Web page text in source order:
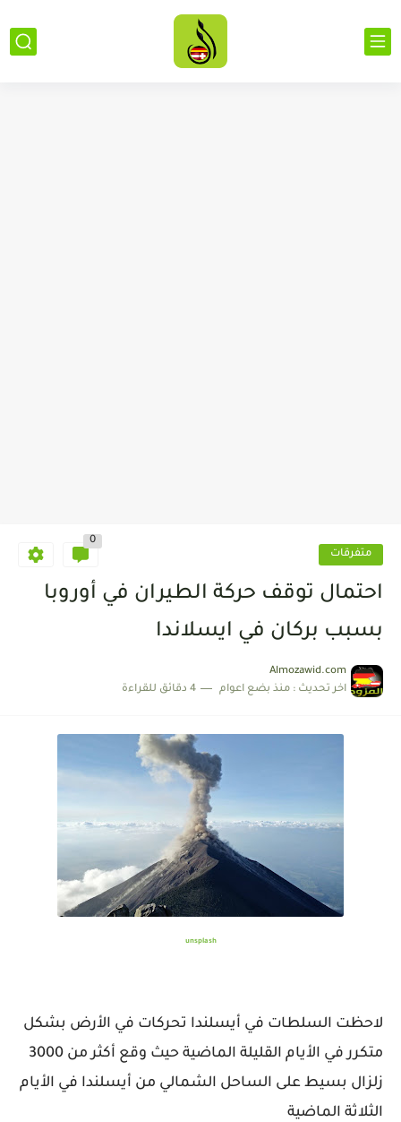
متفرقات
0
احتمال توقف حركة الطيران في أوروبا
بسبب بركان في ايسلاندا
Almozawid.com
اخر تحديث : منذ بضع اعوام 4 دقائق للقراءة
unsplash
لاحظت السلطات في أيسلندا تحركات في الأرض بشكل
متكرر في الأيام القليلة الماضية حيث وقع أكثر من 3000
زلزال بسيط على الساحل الشمالي من أيسلندا في الأيام
الثلاثة الماضية